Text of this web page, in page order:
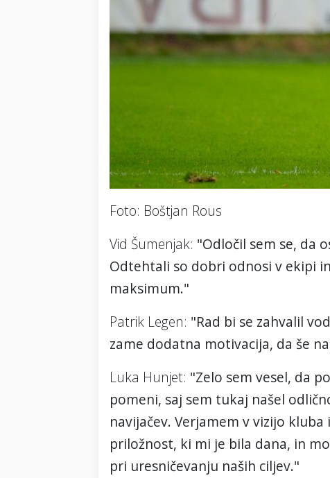
Foto: Boštjan Rous
Vid Šumenjak: "Odločil sem se, da
Odtehtali so dobri odnosi v ekipi
maksimum."
Patrik Legen: "Rad bi se zahvalil
zame dodatna motivacija, da še
Luka Hunjet: "Zelo sem vesel, da
pomeni, saj sem tukaj našel
navijačev. Verjamem v vizijo
priložnost, ki mi je bila dana, in
pri uresničevanju naših ciljev."